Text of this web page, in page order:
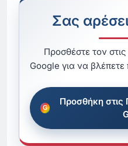
Σας
Προσθέστε τον
Google για να
Προσθήκη στις